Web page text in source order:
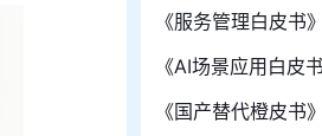
《服务管理白皮书》
《AI场景应用白皮书
《国产替代橙皮书》